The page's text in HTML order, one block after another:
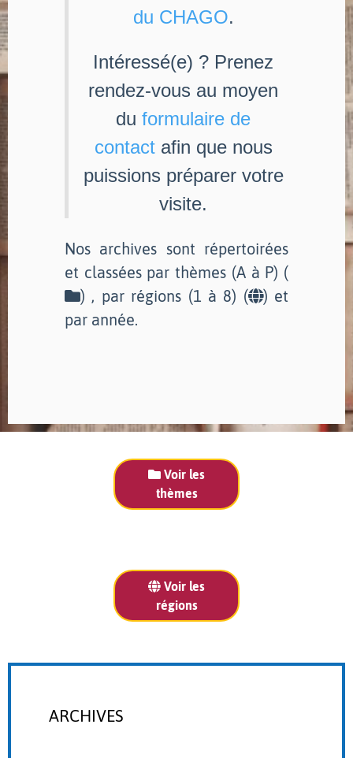
du CHAGO.
Intéressé(e) ? Prenez
rendez-vous au moyen
du formulaire de
contactafin que nous
puissions préparer votre
visite.
Nos archives sont répertoirées
et classées par thèmes (A à P) (
) , par régions (1 à 8) (
) et
par année.
Voir les
thèmes
Voir les
régions
ARCHIVES